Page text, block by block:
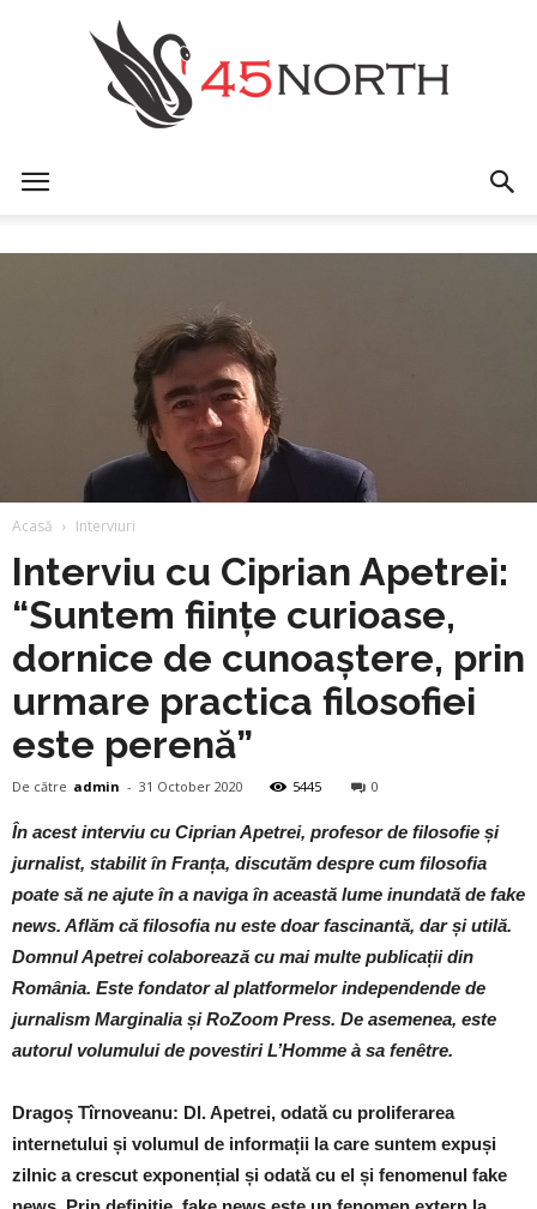
Acasă Interviuri
Interviu cu Ciprian Apetrei:
“Suntem ființe curioase,
dornice de cunoaștere, prin
urmare practica filosofiei
este perenă”
De către admin - 31 October 2020 5445 0
În acest interviu cu Ciprian Apetrei, profesor de filosofie și
jurnalist, stabilit în Franța, discutăm despre cum filosofia
poate să ne ajute în a naviga în această lume inundată de fake
news. Aflăm că filosofia nu este doar fascinantă, dar și utilă.
Domnul Apetrei colaborează cu mai multe publicații din
România. Este fondator al platformelor independende de
jurnalism Marginalia și RoZoom Press. De asemenea, este
autorul volumului de povestiri L’Homme à sa fenêtre.
Dragoș Tîrnoveanu: Dl. Apetrei, odată cu proliferarea
internetului și volumul de informații la care suntem expuși
zilnic a crescut exponențial și odată cu el și fenomenul fake